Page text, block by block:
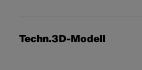
Techn.3D-Modell